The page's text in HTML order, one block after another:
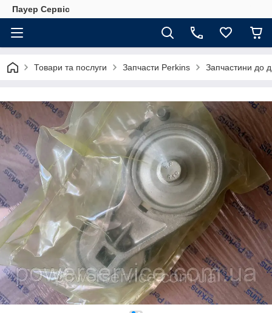
Пауер Сервіс
Товари та послуги Запчасти Perkins Запчастини до